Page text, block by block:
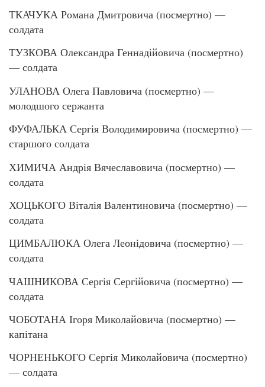
ТКАЧУКА Романа Дмитровича (посмертно) —
солдата
ТУЗКОВА Олександра Геннадійовича (посмертно)
— солдата
УЛАНОВА Олега Павловича (посмертно) —
молодшого сержанта
ФУФАЛЬКА Сергія Володимировича (посмертно) —
старшого солдата
ХИМИЧА Андрія Вячеславовича (посмертно) —
солдата
ХОЦЬКОГО Віталія Валентиновича (посмертно) —
солдата
ЦИМБАЛЮКА Олега Леонідовича (посмертно) —
солдата
ЧАШНИКОВА Сергія Сергійовича (посмертно) —
солдата
ЧОБОТАНА Ігоря Миколайовича (посмертно) —
капітана
ЧОРНЕНЬКОГО Сергія Миколайовича (посмертно)
— солдата